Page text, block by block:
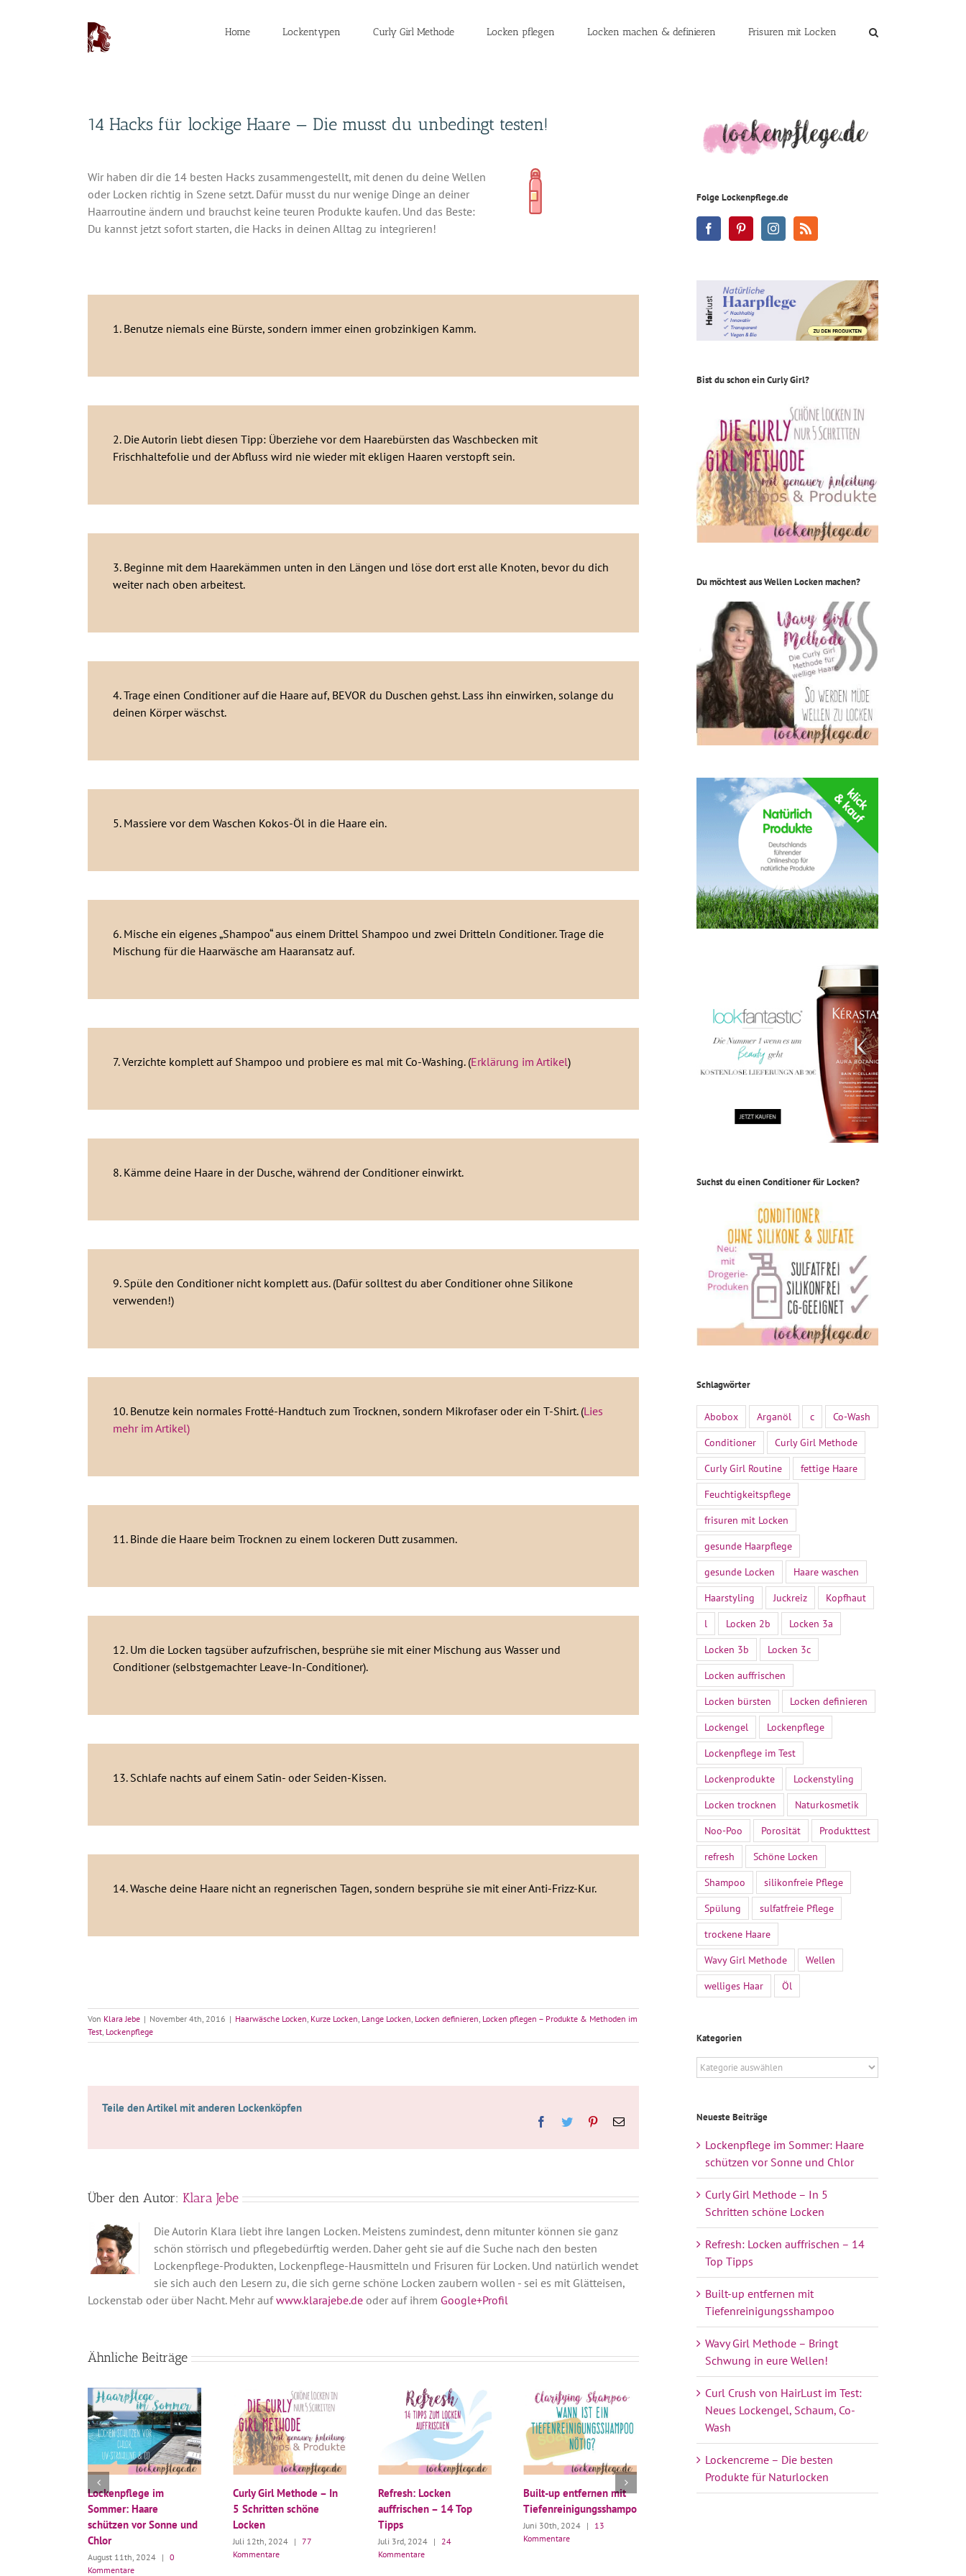
Home Lockentypen Curly Girl Methode Locken pflegen Locken machen & definieren Frisuren mit Locken
14 Hacks für lockige Haare — Die musst du unbedingt testen!
Wir haben dir die 14 besten Hacks zusammengestellt, mit denen du deine Wellen
oder Locken richtig in Szene setzt. Dafür musst du nur wenige Dinge an deiner
Haarroutine ändern und brauchst keine teuren Produkte kaufen. Und das Beste:
Du kannst jetzt sofort starten, die Hacks in deinen Alltag zu integrieren!
1. Benutze niemals eine Bürste, sondern immer einen grobzinkigen Kamm.
2. Die Autorin liebt diesen Tipp: Überziehe vor dem Haarebürsten das Waschbecken mit
Frischhaltefolie und der Abfluss wird nie wieder mit ekligen Haaren verstopft sein.
3. Beginne mit dem Haarekämmen unten in den Längen und löse dort erst alle Knoten, bevor du dich
weiter nach oben arbeitest.
4. Trage einen Conditioner auf die Haare auf, BEVOR du Duschen gehst. Lass ihn einwirken, solange du
deinen Körper wäschst.
5. Massiere vor dem Waschen Kokos-Öl in die Haare ein.
6. Mische ein eigenes „Shampoo“ aus einem Drittel Shampoo und zwei Dritteln Conditioner. Trage die
Mischung für die Haarwäsche am Haaransatz auf.
7. Verzichte komplett auf Shampoo und probiere es mal mit Co-Washing. (Erklärung im Artikel)
8. Kämme deine Haare in der Dusche, während der Conditioner einwirkt.
9. Spüle den Conditioner nicht komplett aus. (Dafür solltest du aber Conditioner ohne Silikone
verwenden!)
10. Benutze kein normales Frotté-Handtuch zum Trocknen, sondern Mikrofaser oder ein T-Shirt. (Lies
mehr im Artikel)
11. Binde die Haare beim Trocknen zu einem lockeren Dutt zusammen.
12. Um die Locken tagsüber aufzufrischen, besprühe sie mit einer Mischung aus Wasser und
Conditioner (selbstgemachter Leave-In-Conditioner).
13. Schlafe nachts auf einem Satin- oder Seiden-Kissen.
14. Wasche deine Haare nicht an regnerischen Tagen, sondern besprühe sie mit einer Anti-Frizz-Kur.
Von Klara Jebe | November 4th, 2016 | Haarwäsche Locken, Kurze Locken, Lange Locken, Locken definieren, Locken pflegen – Produkte & Methoden im
Test, Lockenpflege
Teile den Artikel mit anderen Lockenköpfen
Facebook
Twitter Pinterest
E-
Über den Autor: Klara Jebe
Die Autorin Klara liebt ihre langen Locken. Meistens zumindest, denn mitunter können sie ganz
schön störrisch und pflegebedürftig werden. Daher geht sie auf die Suche nach den besten
Lockenpflege-Produkten, Lockenpflege-Hausmitteln und Frisuren für Locken. Und natürlich wendet
sie sich auch den Lesern zu, die sich gerne schöne Locken zaubern wollen - sei es mit Glätteisen,
Lockenstab oder über Nacht. Mehr aufwww.klarajebe.de oder auf ihrem Google+Profil
Ähnliche Beiträge
Lockenpflege im
Sommer: Haare
schützen vor Sonne und
Chlor
August 11th, 2024 | 0
Kommentare
Curly Girl Methode – In
5 Schritten schöne
Locken
Juli 12th, 2024 | 77
Kommentare
Refresh: Locken
auffrischen – 14 Top
Tipps
Juli 3rd, 2024 | 24
Kommentare
Built-up entfernen mit
Tiefenreinigungsshampoo
Juni 30th, 2024 |
13
Kommentare
Wavy Girl Methode –
Folge Lockenpflege.de
Bist du schon ein Curly Girl?
Du möchtest aus Wellen Locken machen?
Suchst du einen Conditioner für Locken?
Schlagwörter
Abobox Arganöl c
Co-Wash
Conditioner
Curly Girl Methode
Curly Girl Routine
fettige Haare
Feuchtigkeitspflege
frisuren mit Locken
gesunde Haarpflege
gesunde Locken
Haare waschen
Haarstyling
Juckreiz
Kopfhaut
l
Locken 2b
Locken 3a
Locken 3b
Locken 3c
Locken auffrischen
Locken bürsten
Locken definieren
Lockengel
Lockenpflege
Lockenpflege im Test
Lockenprodukte
Lockenstyling
Locken trocknen
Naturkosmetik
Noo-Poo
Porosität
Produkttest
refresh
Schöne Locken
Shampoo
silikonfreie Pflege
Spülung
sulfatfreie Pflege
trockene Haare
Wavy Girl Methode
Wellen
welliges Haar
Öl
Kategorien
Kategorien
Neueste Beiträge
Lockenpflege im Sommer: Haare
schützen vor Sonne und Chlor
Curly Girl Methode – In 5
Schritten schöne Locken
Refresh: Locken auffrischen – 14
Top Tipps
Built-up entfernen mit
Tiefenreinigungsshampoo
Wavy Girl Methode – Bringt
Schwung in eure Wellen!
Curl Crush von HairLust im Test:
Neues Lockengel, Schaum, Co-
Wash
Lockencreme – Die besten
Produkte für Naturlocken